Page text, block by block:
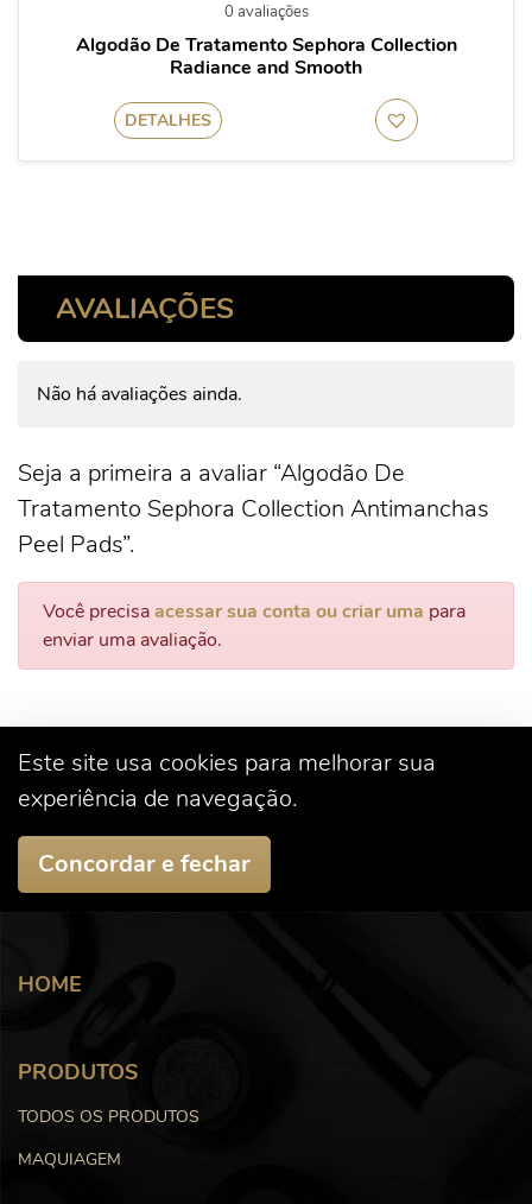
0 avaliações
Algodão De Tratamento Sephora Collection
Radiance and Smooth
DETALHES
AVALIAÇÕES
Não há avaliações ainda.
Seja a primeira a avaliar “Algodão De
Tratamento Sephora Collection Antimanchas
Peel Pads”.
Você precisaacessar sua conta ou criar uma para
enviar uma avaliação.
Este site usa cookies para melhorar sua
experiência de navegação.
Concordar e fechar
HOME
PRODUTOS
TODOS OS PRODUTOS
MAQUIAGEM